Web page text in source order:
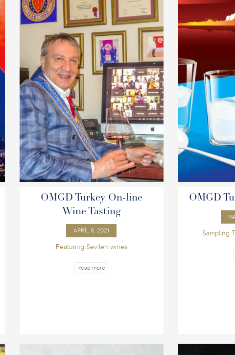
OMGD Turkey On-line
Wine Tasting
APRIL 8, 2021
Featuring Sevilen wines
Read more
OMGD
Sampling